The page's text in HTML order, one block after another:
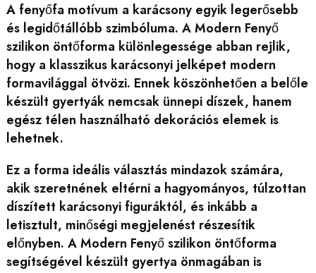
A fenyőfa motívum a karácsony egyik legerősebb
és legidőtállóbb szimbóluma. A Modern Fenyő
szilikon öntőforma különlegessége abban rejlik,
hogy a klasszikus karácsonyi jelképet modern
formavilággal ötvözi. Ennek köszönhetően a belőle
készült gyertyák nemcsak ünnepi díszek, hanem
egész télen használható dekorációs elemek is
lehetnek.
Ez a forma ideális választás mindazok számára,
akik szeretnének eltérni a hagyományos, túlzottan
díszített karácsonyi figuráktól, és inkább a
letisztult, minőségi megjelenést részesítik
előnyben. A Modern Fenyő szilikon öntőforma
segítségével készült gyertya önmagában is